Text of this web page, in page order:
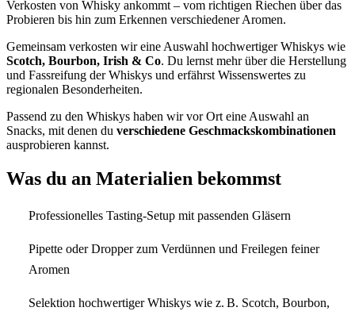
Verkosten von Whisky ankommt – vom richtigen Riechen über das
Probieren bis hin zum Erkennen verschiedener Aromen.
Gemeinsam verkosten wir eine Auswahl hochwertiger Whiskys wie
Scotch, Bourbon, Irish & Co. Du lernst mehr über die Herstellung
und Fassreifung der Whiskys und erfährst Wissenswertes zu
regionalen Besonderheiten.
Passend zu den Whiskys haben wir vor Ort eine Auswahl an
Snacks, mit denen du verschiedene Geschmackskombinationen
ausprobieren kannst.
Was du an Materialien bekommst
Professionelles Tasting-Setup mit passenden Gläsern
Pipette oder Dropper zum Verdünnen und Freilegen feiner
Aromen
Selektion hochwertiger Whiskys wie z. B. Scotch, Bourbon,